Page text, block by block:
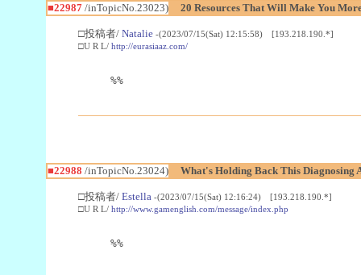
■22987/inTopicNo.23023) 20 Resources That Will Make You
□投稿者/ Natalie -(2023/07/15(Sat) 12:15:58) [193.218.190.*]
□U R L/ http://eurasiaaz.com/
%%
■22988 /inTopicNo.23024) What's Holding Back This Diagnosing
□投稿者/ Estella -(2023/07/15(Sat) 12:16:24) [193.218.190.*]
□U R L/ http://www.gamenglish.com/message/index.php
%%